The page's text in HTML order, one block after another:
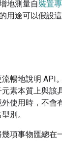
地測量自裝置
的用途可以假設
暢地說明 API
素本質上與該
使用時，不會
別。
項事物匯總在